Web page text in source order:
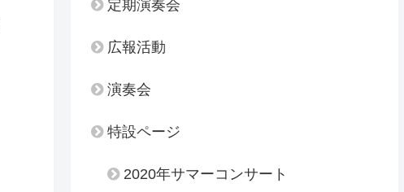
定期演奏会
広報活動
演奏会
特設ページ
2020年サマーコンサート